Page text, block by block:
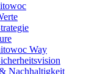
Way
Nachhaltigkeit